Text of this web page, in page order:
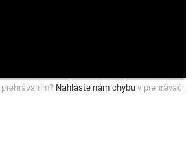
Nahláste nám chybu v prehrávači.